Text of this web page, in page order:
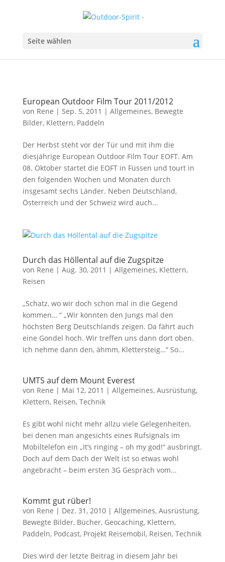
Seite wählen
European Outdoor Film Tour 2011/2012
von Rene | Sep. 5, 2011 | Allgemeines, Bewegte
Bilder, Klettern, Paddeln
Der Herbst steht vor der Tür und mit ihm die
diesjährige European Outdoor Film Tour EOFT. Am
08. Oktober startet die EOFT in Füssen und tourt in
den folgenden Wochen und Monaten durch
insgesamt sechs Länder. Neben Deutschland,
Österreich und der Schweiz wird auch...
Durch das Höllental auf die Zugspitze
von Rene | Aug. 30, 2011 | Allgemeines, Klettern,
Reisen
„Schatz, wo wir doch schon mal in die Gegend
kommen… “ „Wir könnten den Jungs mal den
höchsten Berg Deutschlands zeigen. Da fährt auch
eine Gondel hoch. Wir treffen uns dann dort oben.
Ich nehme dann den, ähmm, Klettersteig…“ So...
UMTS auf dem Mount Everest
von Rene | Mai 12, 2011 | Allgemeines, Ausrüstung,
Klettern, Reisen, Technik
Es gibt wohl nicht mehr allzu viele Gelegenheiten,
bei denen man angesichts eines Rufsignals im
Mobiltelefon ein „It’s ringing – oh my god!“ ausbringt.
Doch auf dem Dach der Welt ist so etwas wohl
angebracht – beim ersten 3G Gespräch vom...
Kommt gut rüber!
von Rene | Dez. 31, 2010| Allgemeines, Ausrüstung,
Bewegte Bilder, Bücher, Geocaching, Klettern,
Paddeln, Podcast, Projekt Reisemobil, Reisen, Technik
Dies wird der letzte Beitrag in diesem Jahr bei